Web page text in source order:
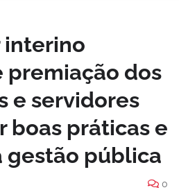
interino
premiação dos
e servidores
boas práticas e
gestão pública
0